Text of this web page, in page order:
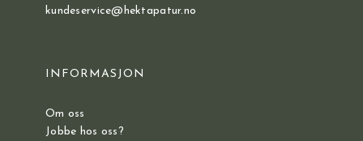
kundeservice@hektapatur.no
INFORMASJON
Om oss
Jobbe hos oss?